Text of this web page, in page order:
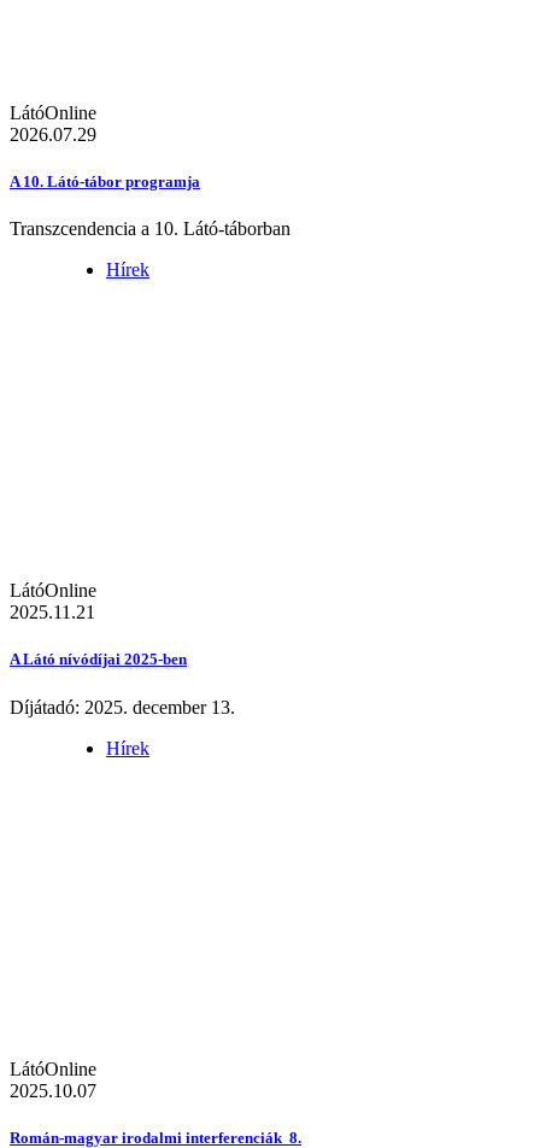
LátóOnline
2026.07.29
A 10. Látó-tábor programja
Transzcendencia a 10. Látó-táborban
Hírek
LátóOnline
2025.11.21
A Látó nívódíjai 2025-ben
Díjátadó: 2025. december 13.
Hírek
LátóOnline
2025.10.07
Román-magyar irodalmi interferenciák 8.